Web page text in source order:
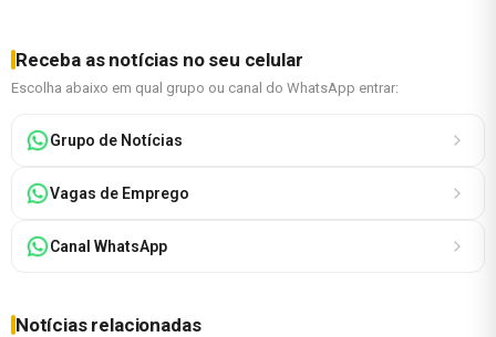
Receba as notícias no seu celular
Escolha abaixo em qual grupo ou canal do WhatsApp entrar:
Grupo de Notícias
Vagas de Emprego
Canal WhatsApp
Notícias relacionadas